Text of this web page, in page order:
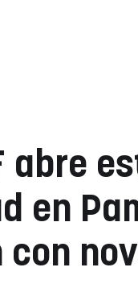
abre
en
con